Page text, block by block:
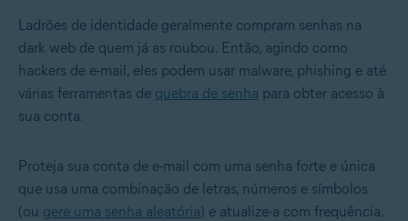
Ladrões de identidade geralmente compram senhas na
dark web de quem já as roubou. Então, agindo como
hackers de e-mail, eles podem usar malware, phishing e até
várias ferramentas de quebra de senha para obter acesso à
sua conta.
Proteja sua conta de e-mail com uma senha forte e única
que usa uma combinação de letras, números e símbolos
(ou gere uma senha aleatória) e atualize-a com frequência.